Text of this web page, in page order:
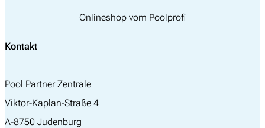
Onlineshop vom Poolprofi
Kontakt
Pool Partner Zentrale
Viktor-Kaplan-Straße 4
A-8750 Judenburg